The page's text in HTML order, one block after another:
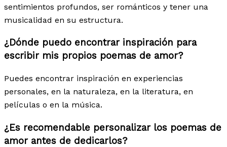
sentimientos profundos, ser románticos y tener una
musicalidad en su estructura.
¿Dónde puedo encontrar inspiración para
escribir mis propios poemas de amor?
Puedes encontrar inspiración en experiencias
personales, en la naturaleza, en la literatura, en
películas o en la música.
¿Es recomendable personalizar los poemas de
amor antes de dedicarlos?